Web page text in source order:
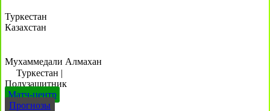
Туркестан
Казахстан
Мухаммедали Алмахан
Туркестан |
Полузащитник
Матч-центр
Прогнозы